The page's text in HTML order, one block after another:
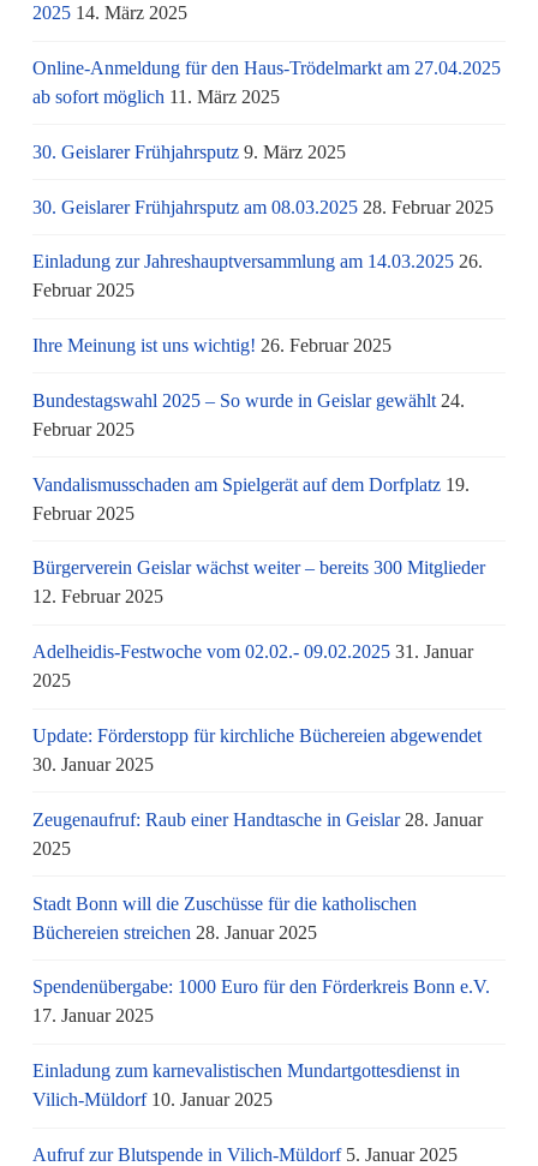
2025 14. März 2025
Online-Anmeldung für den Haus-Trödelmarkt am 27.04.2025
ab sofort möglich 11. März 2025
30. Geislarer Frühjahrsputz 9. März 2025
30. Geislarer Frühjahrsputz am 08.03.2025 28. Februar 2025
Einladung zur Jahreshauptversammlung am 14.03.2025 26.
Februar 2025
Ihre Meinung ist uns wichtig! 26. Februar 2025
Bundestagswahl 2025 – So wurde in Geislar gewählt 24.
Februar 2025
Vandalismusschaden am Spielgerät auf dem Dorfplatz 19.
Februar 2025
Bürgerverein Geislar wächst weiter – bereits 300 Mitglieder
12. Februar 2025
Adelheidis-Festwoche vom 02.02.- 09.02.2025 31. Januar
2025
Update: Förderstopp für kirchliche Büchereien abgewendet
30. Januar 2025
Zeugenaufruf: Raub einer Handtasche in Geislar 28. Januar
2025
Stadt Bonn will die Zuschüsse für die katholischen
Büchereien streichen 28. Januar 2025
Spendenübergabe: 1000 Euro für den Förderkreis Bonn e.V.
17. Januar 2025
Einladung zum karnevalistischen Mundartgottesdienst in
Vilich-Müldorf 10. Januar 2025
Aufruf zur Blutspende in Vilich-Müldorf 5. Januar 2025